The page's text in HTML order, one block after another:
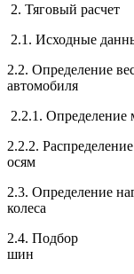
2.
2.1.
2.2. Определение
2.2.1.
2.2.2.
2.3. Определение
2.4. Подбор